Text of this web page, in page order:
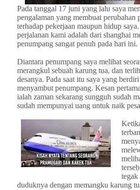
Pada tanggal 17 juni yang lalu saya
pengalaman yang membuat perubahan
terhadap pekerjaan maupun hidup
perjalanan kami adalah dari shanghai
penumpang sangat penuh pada hari ini.
Diantara penumpang saya melihat
merangkul sebuah karung tua, dan
desanya. Pada saat itu saya yang
menyambut penumpang. Kesan
ialah zaman sekarang sungguh sudah
sudah mempunyai uang untuk naik
tegak
duduknya dengan memangku karung